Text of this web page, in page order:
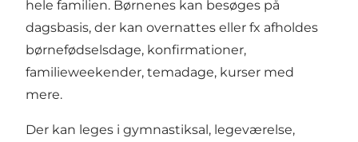
hele familien. Børnenes kan besøges på
dagsbasis, der kan overnattes eller fx afholdes
børnefødselsdage, konfirmationer,
familieweekender, temadage, kurser med
mere.
Der kan leges i gymnastiksal, legeværelse,